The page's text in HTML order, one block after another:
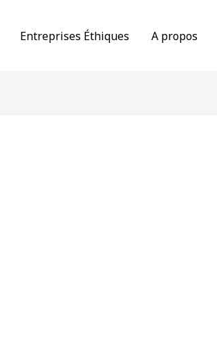
Entreprises Éthiques A propos